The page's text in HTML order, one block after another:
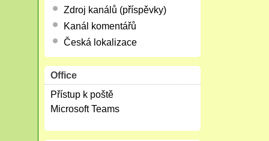
Zdroj kanálů (příspěvky)
Kanál komentářů
Česká lokalizace
Office
Přístup k poště
Microsoft Teams